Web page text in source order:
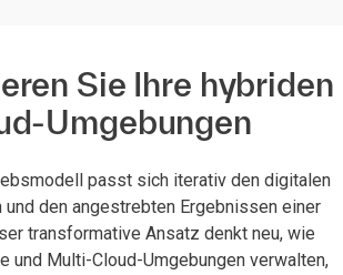
Sie Ihre hybriden
Umgebungen
passt sich iterativ den digitalen
den angestrebten Ergebnissen einer
transformative Ansatz denkt neu, wie
und Multi-Cloud-Umgebungen verwalten,